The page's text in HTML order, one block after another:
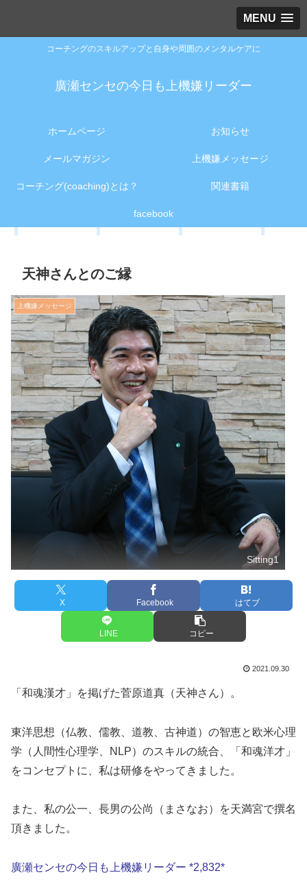
MENU
コーチングのスキルアップと自身や周囲のメンタルケアに
廣瀬センセの今日も上機嫌リーダー
ホームページ お知らせ
メールマガジン 上機嫌メッセージ
コーチング(coaching)とは？ 関連書籍
facebook
天神さんとのご縁
上機嫌メッセージ
Sitting1
X Facebook はてブ
LINE コピー
2021.09.30
「和魂漢才」を掲げた菅原道真（天神さん）。
東洋思想（仏教、儒教、道教、古神道）の智恵と欧米心理
学（人間性心理学、NLP）のスキルの統合、「和魂洋才」
をコンセプトに、私は研修をやってきました。
また、私の公一、長男の公尚（まさなお）を天満宮で撰名
頂きました。
廣瀬センセの今日も上機嫌リーダー *2,832*